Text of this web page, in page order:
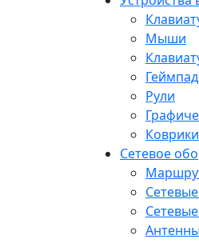
Мыши
Рули
Сетевое